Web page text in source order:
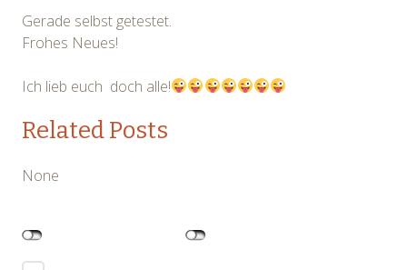
Gerade selbst getestet.
Frohes Neues!
Ich lieb euch doch alle!
Related Posts
None